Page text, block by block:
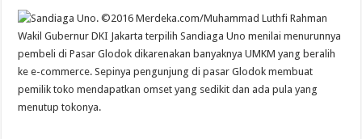
Wakil Gubernur DKI Jakarta terpilih Sandiaga Uno menilai menurunnya
pembeli di Pasar Glodok dikarenakan banyaknya UMKM yang beralih
ke e-commerce. Sepinya pengunjung di pasar Glodok membuat
pemilik toko mendapatkan omset yang sedikit dan ada pula yang
menutup tokonya.